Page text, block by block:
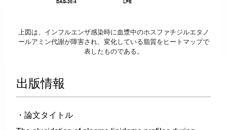
上図は、インフルエンザ感染時に血漿中のホスファチジルエタノ
ールアミン代謝が障害され、変化している脂質をヒートマップで
表したものである。
出版情報
・論文タイトル